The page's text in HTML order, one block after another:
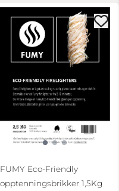
FUMY Eco-Friendly
opptenningsbrikker 1,5Kg